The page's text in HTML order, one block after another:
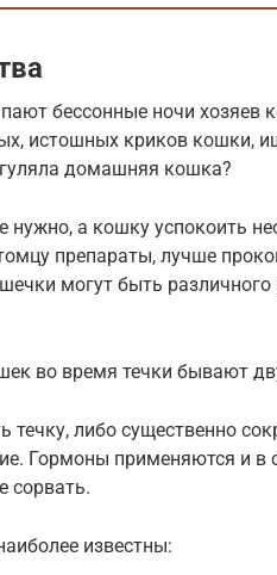
бессонные ночи хозяев
истошных криков кошки,
домашняя кошка?
нужно, а кошку успокоить
препараты, лучше
могут быть различного
во время течки бывают
либо существенно
Гормоны применяются и в
сорвать.
известны: